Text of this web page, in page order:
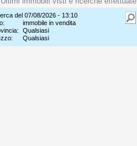
del 07/08/2026 - 13:10
immobile in vendita
Qualsiasi
Qualsiasi